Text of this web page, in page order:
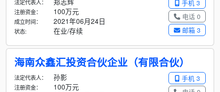
手机 3
电话 0
邮箱 3
法定代表人：
注册资金： 100万元
成立时间： 2021年06月24日
状态: 在业/存续
海南众鑫汇投资合伙企业（有限合伙）
手机 3
法定代表人： 孙影
注册资金： 100万元